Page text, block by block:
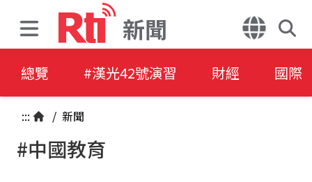
新聞
總覽 #漢光42號演習 財經 國際
::: / 新聞
#中國教育